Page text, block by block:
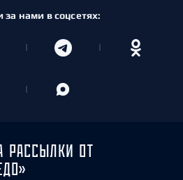
нами в соцсетях:
РАССЫЛКИ ОТ